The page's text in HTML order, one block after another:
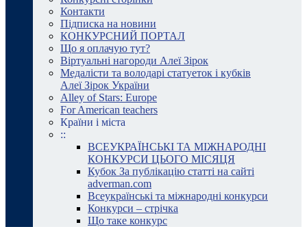
Контакти
Підписка на новини
КОНКУРСНИЙ ПОРТАЛ
Що я оплачую тут?
Віртуальні нагороди Алеї Зірок
Медалісти та володарі статуеток і кубків
Алеї Зірок України
Alley of Stars: Europe
For American teachers
Країни і міста
::
ВСЕУКРАЇНСЬКІ ТА МІЖНАРОДНІ
КОНКУРСИ ЦЬОГО МІСЯЦЯ
Кубок За публікацію статті на сайті
adverman.com
Всеукраїнські та міжнародні конкурси
Конкурси – стрічка
Що таке конкурс